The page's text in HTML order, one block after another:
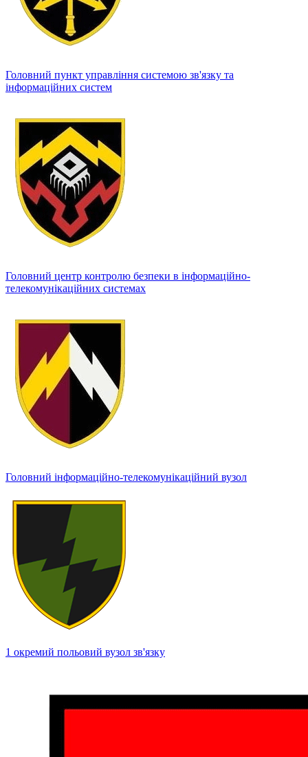
Головний пункт управління системою зв'язку та
інформаційних систем
Головний центр контролю безпеки в інформаційно-
телекомунікаційних системах
Головний інформаційно-телекомунікаційний вузол
1 окремий польовий вузол зв'язку